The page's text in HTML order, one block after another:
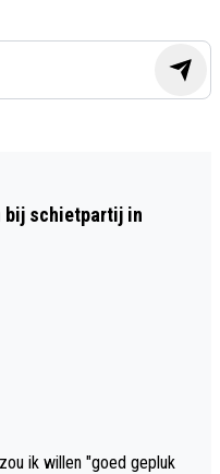
bij schietpartij in
ik willen "goed gepluk